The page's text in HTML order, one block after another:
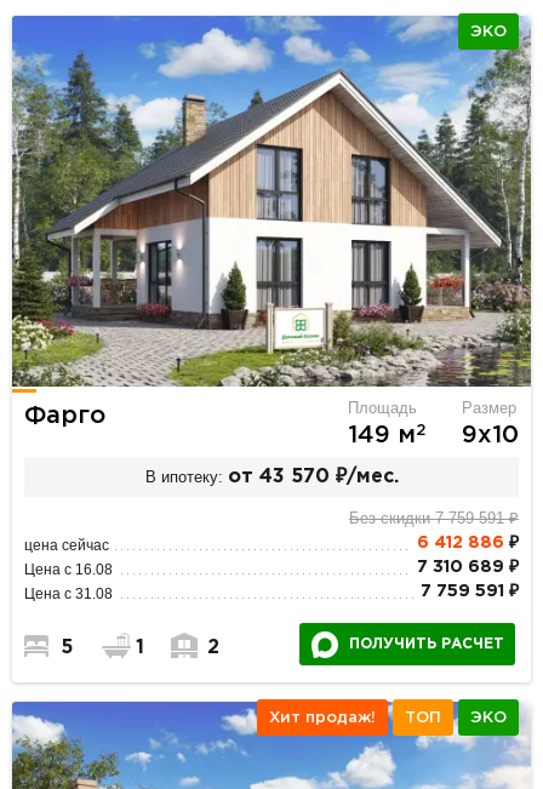
ЭКО
Фарго Площадь
149 м2
Размер
9х10
В ипотеку: от 43 570 ₽/мес.
Без скидки 7 759 591 ₽
цена сейчас 6 412 886 ₽
Цена с 16.08 7 310 689 ₽
Цена с 31.08 7 759 591 ₽
5 1 2 ПОЛУЧИТЬ РАСЧЕТ
Хит продаж! ТОП ЭКО